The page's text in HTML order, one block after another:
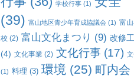
学校行事(1)
(39) 富山地区青少年育成協議会(1) 富
校(2) 富山文化まつり (9) 改修
(4) 文化事業(2) 文化行事(17)
(1) 料理 (3) 環境(25) 町内会